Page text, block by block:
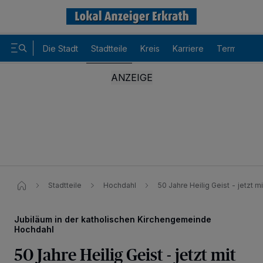
Die Stadt Stadtteile Kreis Karriere Termine
Stadtteile Hochdahl 50 Jahre Heilig Geist - jetzt
Jubiläum in der katholischen Kirchengemeinde
Hochdahl
50 Jahre Heilig Geist - jetzt mit